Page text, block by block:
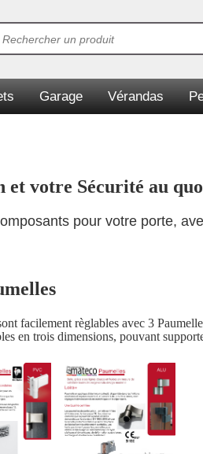
Garage Vérandas
et votre Sécurité au
pour votre porte,
facilement règlables avec 3
en trois dimensions, pouvant